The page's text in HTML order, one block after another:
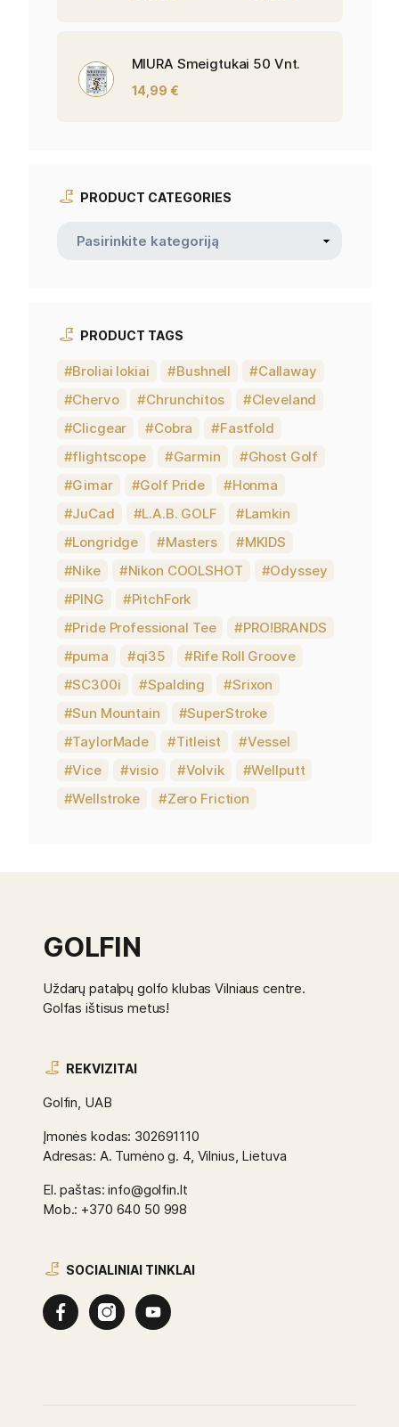
MIURA Smeigtukai 50 Vnt.
14,99 €
PRODUCT CATEGORIES
PRODUCT TAGS
Broliai lokiai Bushnell
Callaway
Chervo
Chrunchitos
Cleveland
Clicgear
Cobra
Fastfold
flightscope
Garmin
Ghost Golf
Gimar
Golf Pride
Honma
JuCad
L.A.B. GOLF
Lamkin
Longridge
Masters
MKIDS
Nike
Nikon COOLSHOT
Odyssey
PING
PitchFork
Pride Professional Tee
PRO!BRANDS
puma
qi35
Rife Roll Groove
SC300i
Spalding
Srixon
Sun Mountain
SuperStroke
TaylorMade
Titleist
Vessel
Vice
visio Volvik
Wellputt
Wellstroke
Zero Friction
GOLFIN
Uždarų patalpų golfo klubas Vilniaus centre.
Golfas ištisus metus!
REKVIZITAI
Golfin, UAB
Įmonės kodas: 302691110
Adresas: A. Tumėno g. 4, Vilnius, Lietuva
El. paštas: info@golfin.lt
Mob.: +370 640 50 998
SOCIALINIAI TINKLAI